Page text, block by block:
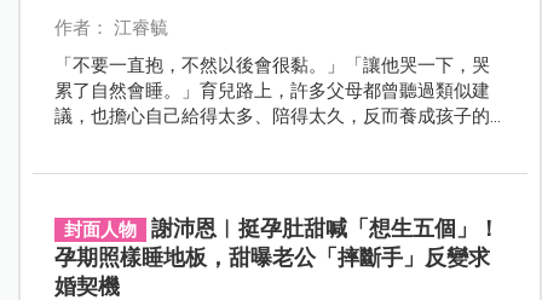
作者： 江睿毓
「不要一直抱，不然以後會很黏。」「讓他哭一下，哭
累了自然會睡。」育兒路上，許多父母都曾聽過類似建
議，也擔心自己給得太多、陪得太久，反而養成孩子的
封面人物
謝沛恩︱挺孕肚甜喊「想生五個」！
孕期照樣睡地板，甜曝老公「摔斷手」反變求
婚契機